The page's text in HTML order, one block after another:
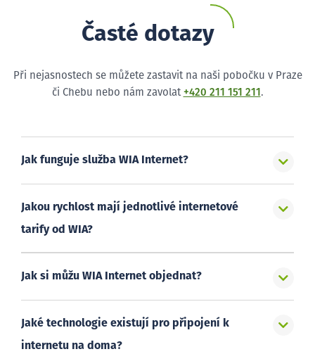
Časté dotazy
Při nejasnostech se můžete zastavit na naši pobočku v Praze
či Chebu nebo nám zavolat +420 211 151 211 .
Jak funguje služba WIA Internet?
Jakou rychlost mají jednotlivé internetové
tarify od WIA?
Jak si můžu WIA Internet objednat?
Jaké technologie existují pro připojení k
internetu na doma?